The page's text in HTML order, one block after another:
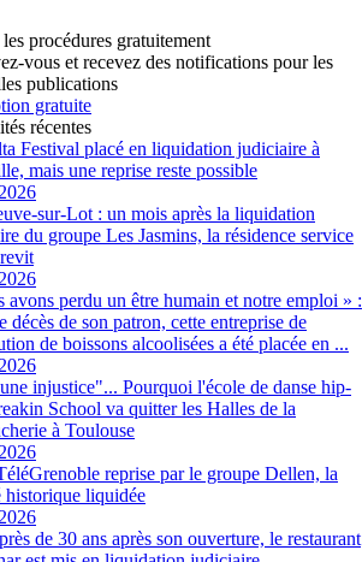
procédures gratuitement
vous et recevez des notifications pour les
publications
gratuite
récentes
Festival placé en liquidation judiciaire à
mais une reprise reste possible
sur-Lot : un mois après la liquidation
du groupe Les Jasmins, la résidence service
avons perdu un être humain et notre emploi » :
décès de son patron, cette entreprise de
de boissons alcoolisées a été placée en ...
injustice"... Pourquoi l'école de danse hip-
School va quitter les Halles de la
à Toulouse
reprise par le groupe Dellen, la
historique liquidée
de 30 ans après son ouverture, le restaurant